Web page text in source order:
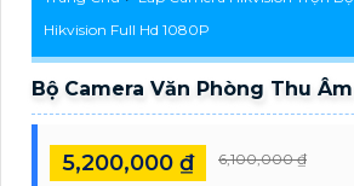
Hikvision Full Hd 1080P
Bộ Camera Văn Phòng Thu Âm
5,200,000 ₫ 6,100,000 ₫